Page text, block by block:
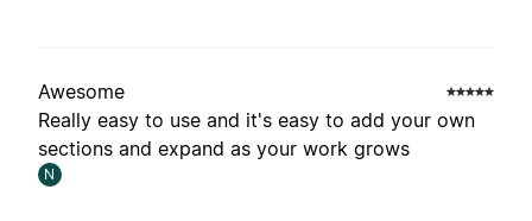
Awesome
Really easy to use and it's easy to add your own
sections and expand as your work grows
N